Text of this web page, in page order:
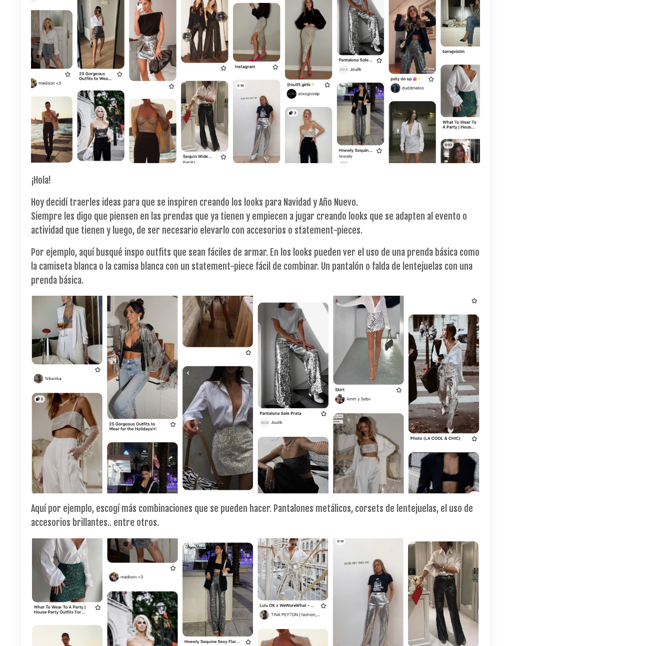
¡Hola!
Hoy decidí traerles ideas para que se inspiren creando los looks para Navidad y Año Nuevo.
Siempre les digo que piensen en las prendas que ya tienen y empiecen a jugar creando looks que se adapten al evento o
actividad que tienen y luego, de ser necesario elevarlo con accesorios o statement-pieces.
Por ejemplo, aquí busqué inspo outfits que sean fáciles de armar. En los looks pueden ver el uso de una prenda básica como
la camiseta blanca o la camisa blanca con un statement-piece fácil de combinar. Un pantalón o falda de lentejuelas con una
prenda básica.
Aquí por ejemplo, escogí más combinaciones que se pueden hacer. Pantalones metálicos, corsets de lentejuelas, el uso de
accesorios brillantes.. entre otros.